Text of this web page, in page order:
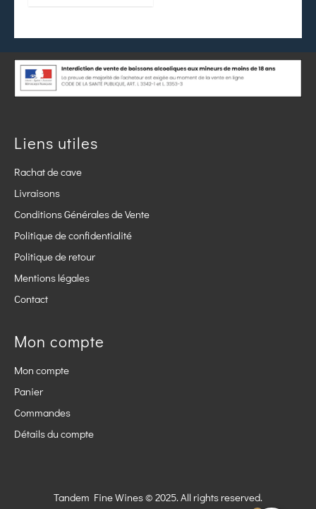
Liens utiles
Rachat de cave
Livraisons
Conditions Générales de Vente
Politique de confidentialité
Politique de retour
Mentions légales
Contact
Mon compte
Mon compte
Panier
Commandes
Détails du compte
Tandem Fine Wines © 2025. All rights reserved.